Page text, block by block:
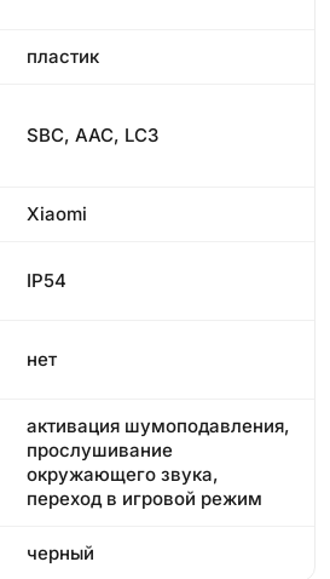
пластик
SBC, AAC, LC3
Xiaomi
IP54
нет
активация шумоподавления,
прослушивание
окружающего звука,
переход в игровой режим
черный